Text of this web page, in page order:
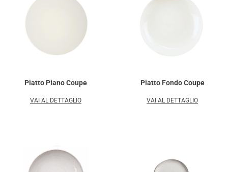
Piatto Piano Coupe
VAI AL DETTAGLIO
Piatto Fondo Coupe
VAI AL DETTAGLIO